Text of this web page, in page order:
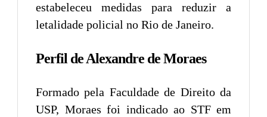
estabeleceu medidas para reduzir a
letalidade policial no Rio de Janeiro.
Perfil de Alexandre de Moraes
Formado pela Faculdade de Direito da
USP, Moraes foi indicado ao STF em